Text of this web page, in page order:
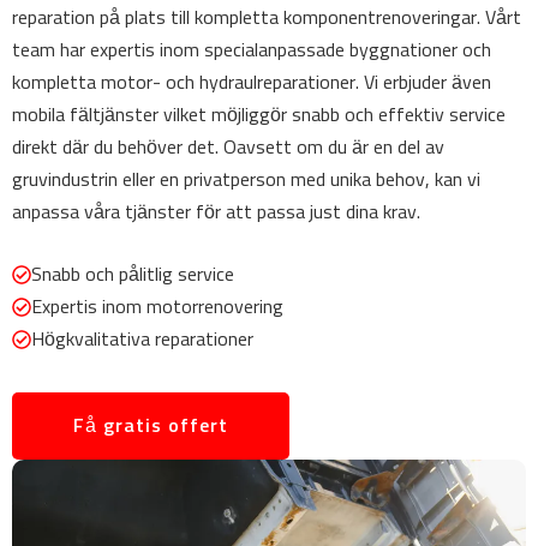
reparation på plats till kompletta komponentrenoveringar. Vårt
team har expertis inom specialanpassade byggnationer och
kompletta motor- och hydraulreparationer. Vi erbjuder även
mobila fältjänster vilket möjliggör snabb och effektiv service
direkt där du behöver det. Oavsett om du är en del av
gruvindustrin eller en privatperson med unika behov, kan vi
anpassa våra tjänster för att passa just dina krav.
Snabb och pålitlig service
Expertis inom motorrenovering
Högkvalitativa reparationer
Få gratis offert